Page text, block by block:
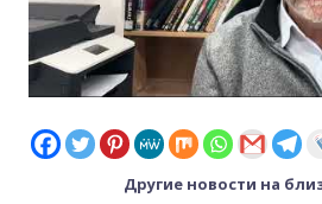
Другие новости на